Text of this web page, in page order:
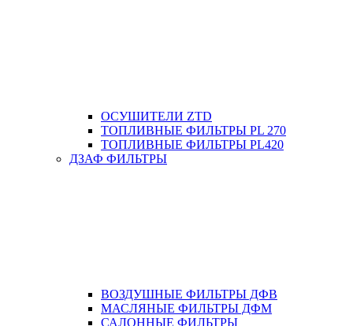
ОСУШИТЕЛИ ZTD
ТОПЛИВНЫЕ ФИЛЬТРЫ PL 270
ТОПЛИВНЫЕ ФИЛЬТРЫ PL420
ДЗАФ ФИЛЬТРЫ
ВОЗДУШНЫЕ ФИЛЬТРЫ ДФВ
МАСЛЯНЫЕ ФИЛЬТРЫ ДФМ
САЛОННЫЕ ФИЛЬТРЫ